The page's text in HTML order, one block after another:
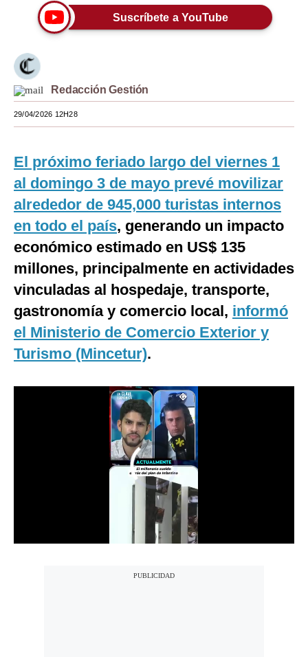
Lujo
Viajes
Moda
Estilos
Mundo
México
España
Internacional
Tecnología
Mix
G de Gestión
Notas Contratadas
Suscríbete a YouTube
Redacción Gestión
29/04/2026 12H28
El próximo feriado largo del viernes 1
al domingo 3 de mayo prevé movilizar
alrededor de 945,000 turistas internos
en todo el país, generando un impacto
económico estimado en US$ 135
millones, principalmente en actividades
vinculadas al hospedaje, transporte,
gastronomía y comercio local, informó
el Ministerio de Comercio Exterior y
Turismo (Mincetur).